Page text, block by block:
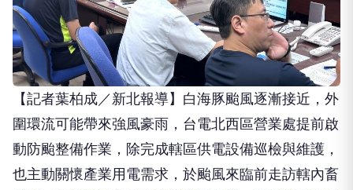
【記者葉柏成／新北報導】白海豚颱風逐漸接近，外
圍環流可能帶來強風豪雨，台電北西區營業處提前啟
動防颱整備作業，除完成轄區供電設備巡檢與維護，
也主動關懷產業用電需求，於颱風來臨前走訪轄內畜